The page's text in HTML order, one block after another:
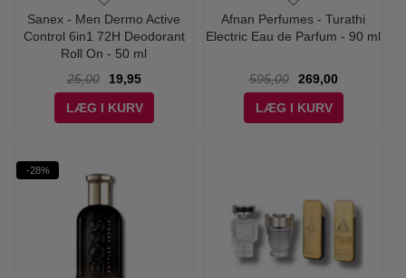
Sanex - Men Dermo Active
Control 6in1 72H Deodorant
Roll On - 50 ml
25,00
19,95
LÆG I KURV
Afnan Perfumes - Turathi
Electric Eau de Parfum - 90 ml
595,00
269,00
LÆG I KURV
-28%